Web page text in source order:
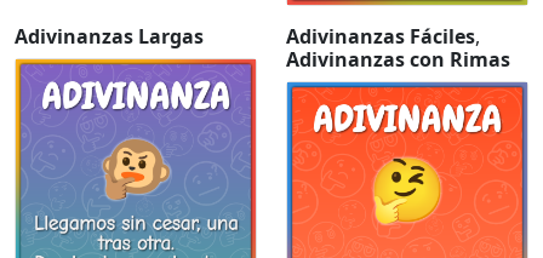
Adivinanzas Largas Adivinanzas Fáciles,
Adivinanzas con Rimas